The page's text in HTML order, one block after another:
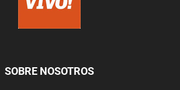
SOBRE NOSOTROS